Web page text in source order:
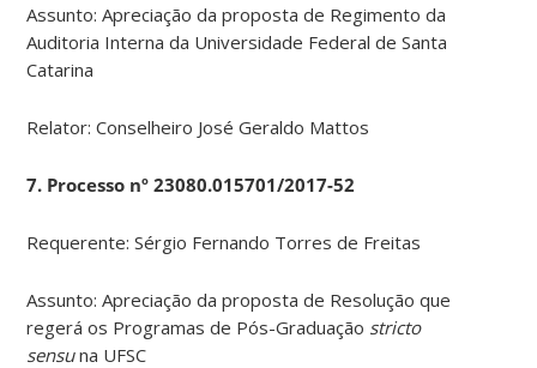
Assunto: Apreciação da proposta de Regimento da
Auditoria Interna da Universidade Federal de Santa
Catarina
Relator: Conselheiro José Geraldo Mattos
7. Processo nº 23080.015701/2017-52
Requerente: Sérgio Fernando Torres de Freitas
Assunto: Apreciação da proposta de Resolução que
regerá os Programas de Pós-Graduação stricto
sensuna UFSC